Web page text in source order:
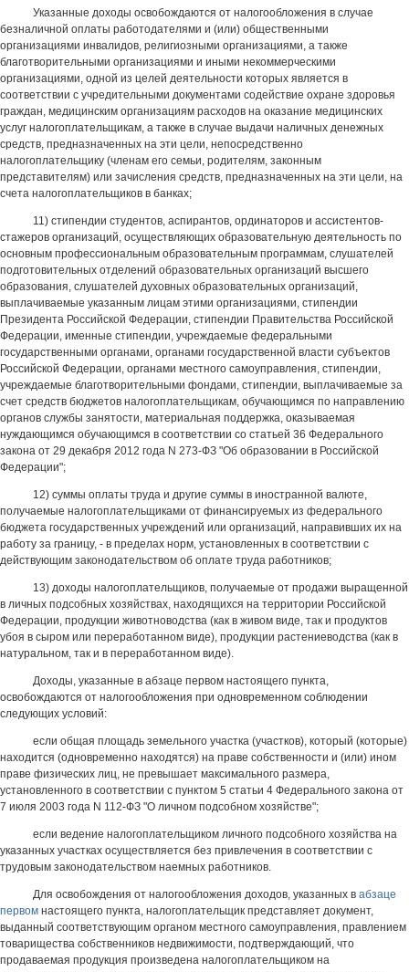
Указанные доходы освобождаются от налогообложения в случае
безналичной оплаты работодателями и (или) общественными
организациями инвалидов, религиозными организациями, а также
благотворительными организациями и иными некоммерческими
организациями, одной из целей деятельности которых является в
соответствии с учредительными документами содействие охране здоровья
граждан, медицинским организациям расходов на оказание медицинских
услуг налогоплательщикам, а также в случае выдачи наличных денежных
средств, предназначенных на эти цели, непосредственно
налогоплательщику (членам его семьи, родителям, законным
представителям) или зачисления средств, предназначенных на эти цели, на
счета налогоплательщиков в банках;
11) стипендии студентов, аспирантов, ординаторов и ассистентов-
стажеров организаций, осуществляющих образовательную деятельность по
основным профессиональным образовательным программам, слушателей
подготовительных отделений образовательных организаций высшего
образования, слушателей духовных образовательных организаций,
выплачиваемые указанным лицам этими организациями, стипендии
Президента Российской Федерации, стипендии Правительства Российской
Федерации, именные стипендии, учреждаемые федеральными
государственными органами, органами государственной власти субъектов
Российской Федерации, органами местного самоуправления, стипендии,
учреждаемые благотворительными фондами, стипендии, выплачиваемые за
счет средств бюджетов налогоплательщикам, обучающимся по направлению
органов службы занятости, материальная поддержка, оказываемая
нуждающимся обучающимся в соответствии со статьей 36 Федерального
закона от 29 декабря 2012 года N 273-ФЗ "Об образовании в Российской
Федерации";
12) суммы оплаты труда и другие суммы в иностранной валюте,
получаемые налогоплательщиками от финансируемых из федерального
бюджета государственных учреждений или организаций, направивших их на
работу за границу, - в пределах норм, установленных в соответствии с
действующим законодательством об оплате труда работников;
13) доходы налогоплательщиков, получаемые от продажи выращенной
в личных подсобных хозяйствах, находящихся на территории Российской
Федерации, продукции животноводства (как в живом виде, так и продуктов
убоя в сыром или переработанном виде), продукции растениеводства (как в
натуральном, так и в переработанном виде).
Доходы, указанные в абзаце первом настоящего пункта,
освобождаются от налогообложения при одновременном соблюдении
следующих условий:
если общая площадь земельного участка (участков), который (которые)
находится (одновременно находятся) на праве собственности и (или) ином
праве физических лиц, не превышает максимального размера,
установленного в соответствии с пунктом 5 статьи 4 Федерального закона от
7 июля 2003 года N 112-ФЗ "О личном подсобном хозяйстве";
если ведение налогоплательщиком личного подсобного хозяйства на
указанных участках осуществляется без привлечения в соответствии с
трудовым законодательством наемных работников.
Для освобождения от налогообложения доходов, указанных в абзаце
первом настоящего пункта, налогоплательщик представляет документ,
выданный соответствующим органом местного самоуправления, правлением
товарищества собственников недвижимости, подтверждающий, что
продаваемая продукция произведена налогоплательщиком на